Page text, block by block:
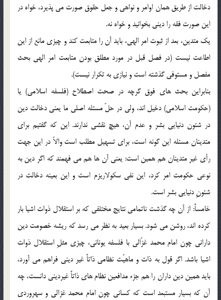
دخالت از طريق همان اوامر و نواهي و جعل حقوق صورت مي پذيرد، خواه در
اين صورت فقه را ديني بخوانيد و خواه نه.
يك متدين، بعد از ثبوت امر الهي، بايد آن را متابعت كند و چيزي مانع از اين
اطاعت نيست (در فصل قبل در مورد مطلق بودن متابعت امر الهي بحث
مفصل و مستوفي گذشته است و نيازي به تكرار نيست).
بنابراين بحث هاي فوق گرچه در صحت اصطلاح (فلسفه اسلامي) يا
(حكومت اسلامي) دخيل اند، ولي در حلّ مسئله اصلي ما يعني دخالت دين
در شئون دنيايي بشر و عدم آن، هيچ نقشي ندارند. اين كه گفتيم براي
متدينان مسئله اين گونه است، براي تسهيل مطلب است والاّ در اين جهت
رأي غير متدينان هم همين است: يعني آن ها هم مي فهمند كه اگر دين به
نوعي حكومت امر كرد، اين نفي سكولاريزم است و اين بعينه دخالت در
شئونِ دنيايي بشر است.
خامساً: از آن چه گذشت ناتمامي نتايج مختلفي كه بر استقلال ذوات اشيا بار
كرده اند، روشن مي شود. بسيار بعيد به نظر مي رسد كه ريشه خصومت دين
داراني چون امام محمد غزّالي با فلسفه يوناني، چيزي مثلِ استقلال ذوات
اشيا باشد. اگر قول به ذات و ماهيّت نظامي ذاتاً غير ديني فراهم مي آورد،
بايد همين دين داران را هم جزء مدافعين نظام هاي ذاتاً غيرديني دانست، چه
آن كه بسيار مستبعد است كه كساني چون امام محمد غزالي و سهروردي